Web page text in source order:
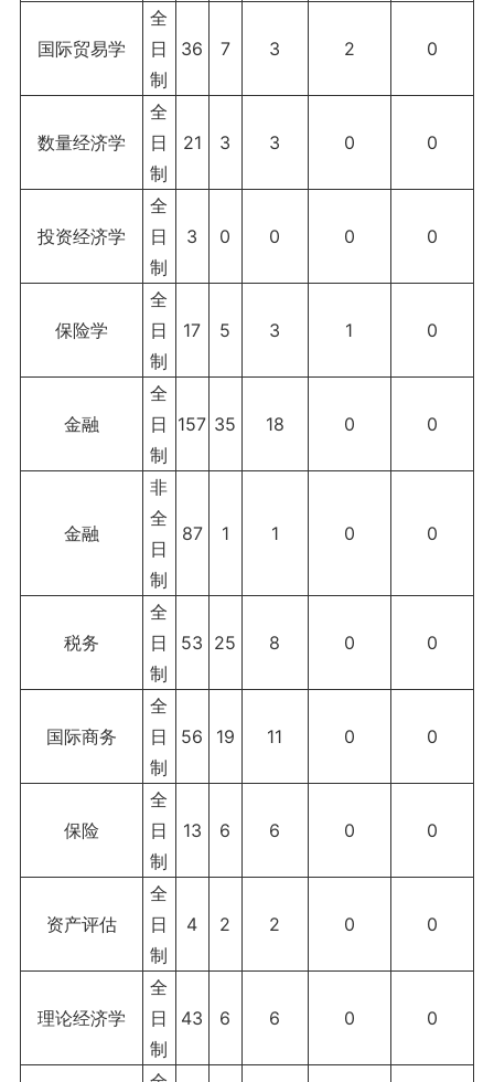
国际贸易学
全
日
制
36 7 3 2 0
数量经济学
全
日
制
21 3 3 0 0
投资经济学
全
日
制
3 0 0 0 0
保险学
全
日
制
17 5 3 1 0
金融
全
日
制
157 35 18 0 0
金融
非
全
日
制
87 1 1 0 0
税务
全
日
制
53 25 8 0 0
国际商务
全
日
制
56 19 11 0 0
保险
全
日
制
13 6 6 0 0
资产评估
全
日
制
4 2 2 0 0
理论经济学
全
日
制
43 6 6 0 0